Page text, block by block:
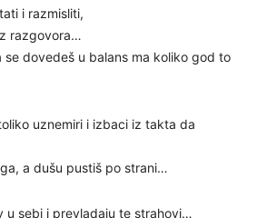
i razmisliti,
razgovora…
se dovedeš u balans ma koliko god to
uznemiri i izbaci iz takta da
a dušu pustiš po strani…
u sebi i prevladaju te strahovi…